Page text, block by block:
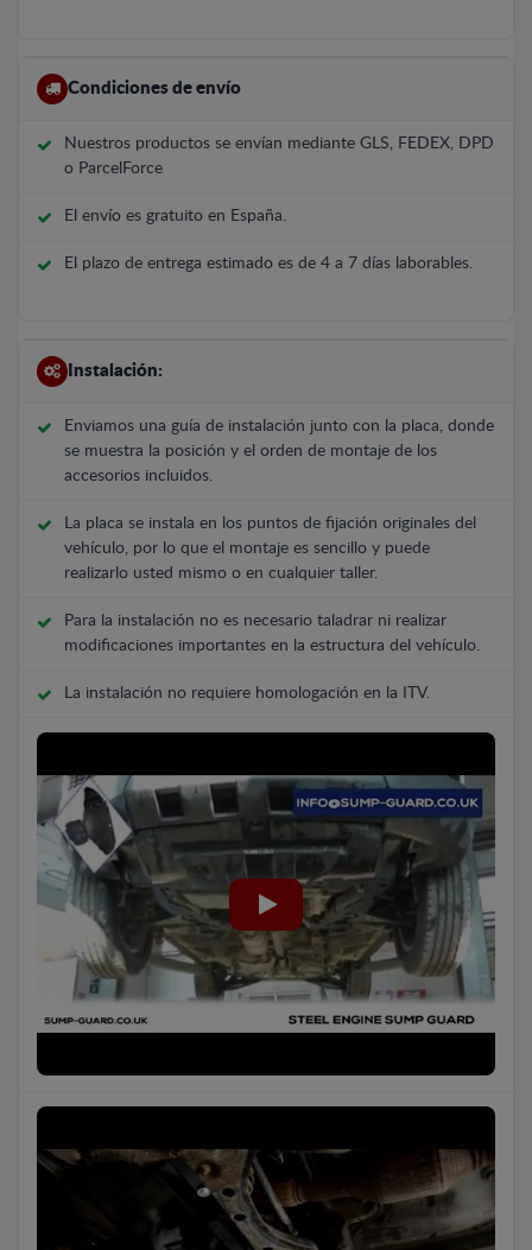
Condiciones de envío
Nuestros productos se envían mediante GLS, FEDEX, DPD
o ParcelForce
El envío es gratuito en España.
El plazo de entrega estimado es de 4 a 7 días laborables.
Instalación:
Enviamos una guía de instalación junto con la placa, donde
se muestra la posición y el orden de montaje de los
accesorios incluidos.
La placa se instala en los puntos de fijación originales del
vehículo, por lo que el montaje es sencillo y puede
realizarlo usted mismo o en cualquier taller.
Para la instalación no es necesario taladrar ni realizar
modificaciones importantes en la estructura del vehículo.
La instalación no requiere homologación en la ITV.